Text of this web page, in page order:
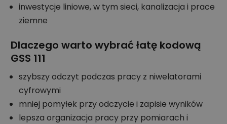
inwestycje liniowe, w tym sieci, kanalizacja i prace
ziemne
Dlaczego warto wybrać łatę kodową
GSS 111
szybszy odczyt podczas pracy z niwelatorami
cyfrowymi
mniej pomyłek przy odczycie i zapisie wyników
lepsza organizacja pracy przy pomiarach i